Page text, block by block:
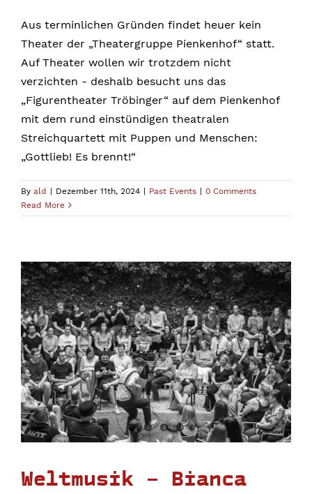
Aus terminlichen Gründen findet heuer kein
Theater der „Theatergruppe Pienkenhof“ statt.
Auf Theater wollen wir trotzdem nicht
verzichten - deshalb besucht uns das
„Figurentheater Tröbinger“ auf dem Pienkenhof
mit dem rund einstündigen theatralen
Streichquartett mit Puppen und Menschen:
„Gottlieb! Es brennt!“
By ald Dezember 11th, 2024 Past Events
0 Comments
Read More
Weltmusik – Bianca